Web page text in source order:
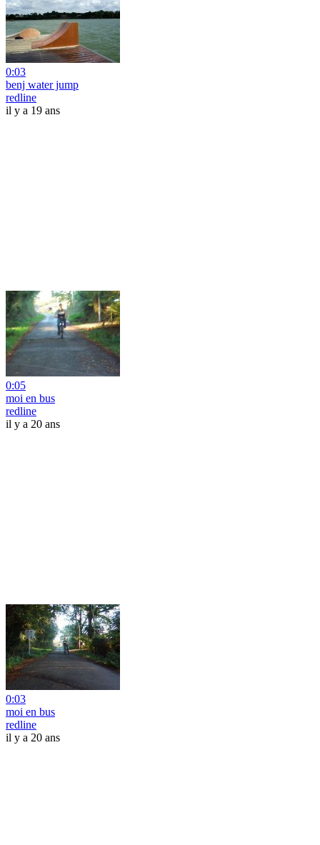
0:03
benj water jump
redline
il y a 19 ans
0:05
moi en bus
redline
il y a 20 ans
0:03
moi en bus
redline
il y a 20 ans